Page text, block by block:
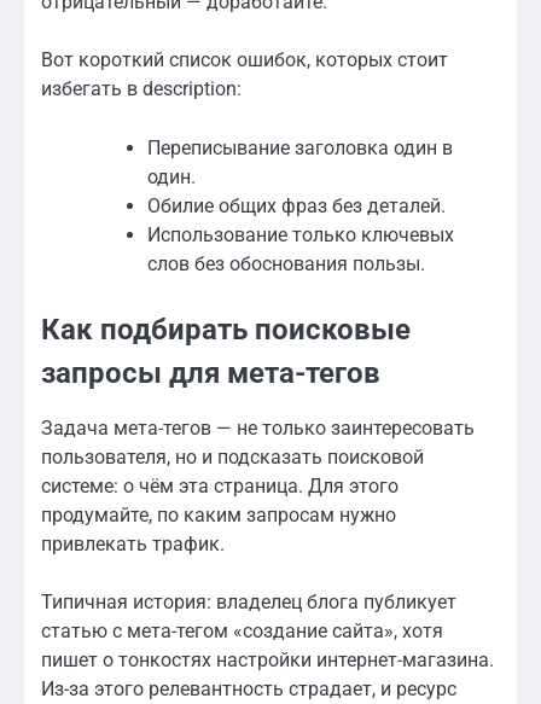
Вот короткий список ошибок, которых стоит
избегать в description:
Переписывание заголовка один в
один.
Обилие общих фраз без деталей.
Использование только ключевых
слов без обоснования пользы.
Как подбирать поисковые
запросы для мета-тегов
Задача мета-тегов — не только заинтересовать
пользователя, но и подсказать поисковой
системе: о чём эта страница. Для этого
продумайте, по каким запросам нужно
привлекать трафик.
Типичная история: владелец блога публикует
статью с мета-тегом «создание сайта», хотя
пишет о тонкостях настройки интернет-магазина.
Из-за этого релевантность страдает, и ресурс